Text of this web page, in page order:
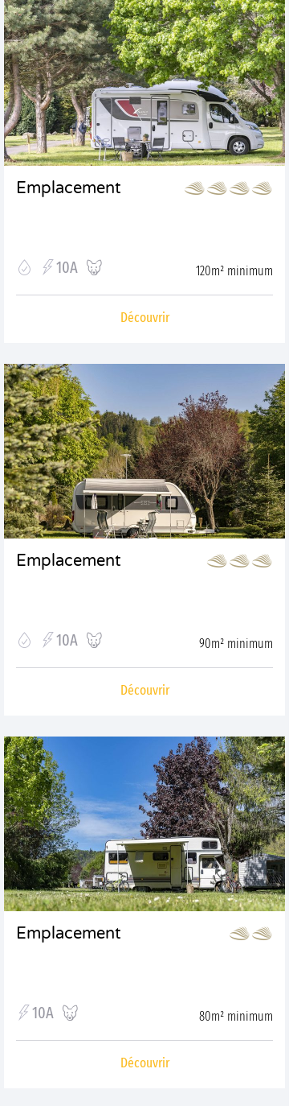
Emplacement
10A 120m² minimum
Découvrir
Emplacement
10A 90m² minimum
Découvrir
Emplacement
10A 80m² minimum
Découvrir